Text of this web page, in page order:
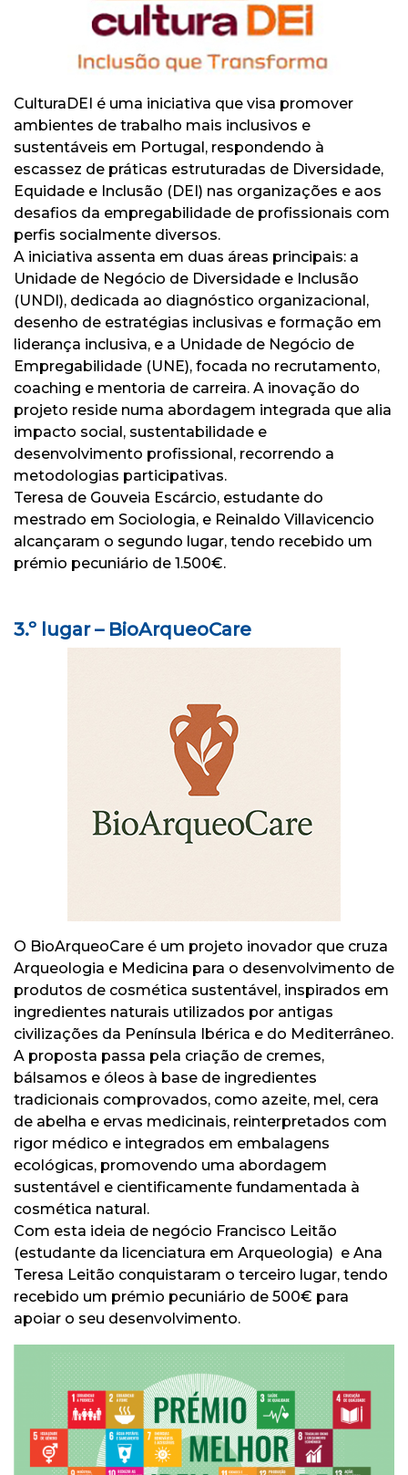
CulturaDEI é uma iniciativa que visa promover
ambientes de trabalho mais inclusivos e
sustentáveis em Portugal, respondendo à
escassez de práticas estruturadas de Diversidade,
Equidade e Inclusão (DEI) nas organizações e aos
desafios da empregabilidade de profissionais com
perfis socialmente diversos.
A iniciativa assenta em duas áreas principais: a
Unidade de Negócio de Diversidade e Inclusão
(UNDI), dedicada ao diagnóstico organizacional,
desenho de estratégias inclusivas e formação em
liderança inclusiva, e a Unidade de Negócio de
Empregabilidade (UNE), focada no recrutamento,
coaching e mentoria de carreira. A inovação do
projeto reside numa abordagem integrada que alia
impacto social, sustentabilidade e
desenvolvimento profissional, recorrendo a
metodologias participativas.
Teresa de Gouveia Escárcio, estudante do
mestrado em Sociologia, e Reinaldo Villavicencio
alcançaram o segundo lugar, tendo recebido um
prémio pecuniário de 1.500€.
3.º lugar – BioArqueoCare
O BioArqueoCare é um projeto inovador que cruza
Arqueologia e Medicina para o desenvolvimento de
produtos de cosmética sustentável, inspirados em
ingredientes naturais utilizados por antigas
civilizações da Península Ibérica e do Mediterrâneo.
A proposta passa pela criação de cremes,
bálsamos e óleos à base de ingredientes
tradicionais comprovados, como azeite, mel, cera
de abelha e ervas medicinais, reinterpretados com
rigor médico e integrados em embalagens
ecológicas, promovendo uma abordagem
sustentável e cientificamente fundamentada à
cosmética natural.
Com esta ideia de negócio Francisco Leitão
(estudante da licenciatura em Arqueologia) e Ana
Teresa Leitão conquistaram o terceiro lugar, tendo
recebido um prémio pecuniário de 500€ para
apoiar o seu desenvolvimento.